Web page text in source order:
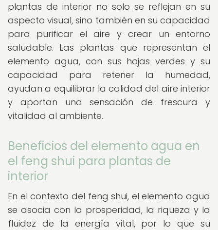
plantas de interior no solo se reflejan en su
aspecto visual, sino también en su capacidad
para purificar el aire y crear un entorno
saludable. Las plantas que representan el
elemento agua, con sus hojas verdes y su
capacidad para retener la humedad,
ayudan a equilibrar la calidad del aire interior
y aportan una sensación de frescura y
vitalidad al ambiente.
Beneficios del elemento agua en
el feng shui para plantas de
interior
En el contexto del feng shui, el elemento agua
se asocia con la prosperidad, la riqueza y la
fluidez de la energía vital, por lo que su